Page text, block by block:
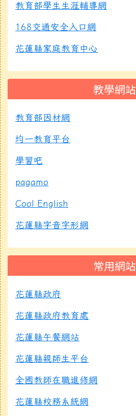
教育部學生生涯輔導網
168交通安全入口網
花蓮縣家庭教育中心
教學網站
教育部因材網
均一教育平台
學習吧
pagamo
Cool English
花蓮縣字音字形網
常用網站
花蓮縣政府
花蓮縣政府教育處
花蓮縣午餐網站
花蓮縣親師生平台
全國教師在職進修網
花蓮縣校務系統網